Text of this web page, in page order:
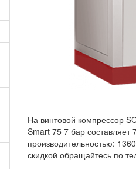
На винтовой компрессор
Smart 75 7 бар
производительностью:
скидкой обращайтесь по